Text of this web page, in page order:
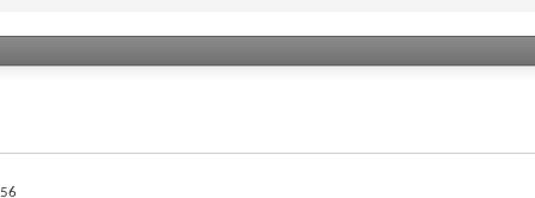
56